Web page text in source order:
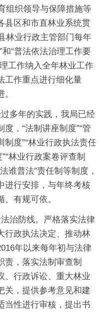
组织领导与保障措施等
县区和市直林业系统贯
林业行政主管部门每年
“普法依法治理工作要
工作纳入全年林业工作
工作重点进行细化量
多年的实践，我局已经
，“法制讲座制度”“管
度”“林业行政执法责任
林业行政案卷评查制
谁普法”责任制等制度，
进行安排，与年终考核
有规可依。
治防线。严格落实法律
行政执法决定、推动林
年以来每年初与法律
责，落实法制审查制
、行政诉讼、重大林业
关，提供参考意见和建
当性进行审核，提出书